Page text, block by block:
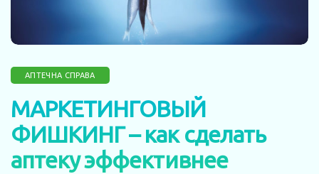
АПТЕЧНА СПРАВА
МАРКЕТИНГОВЫЙ
ФИШКИНГ – как сделать
аптеку эффективнее